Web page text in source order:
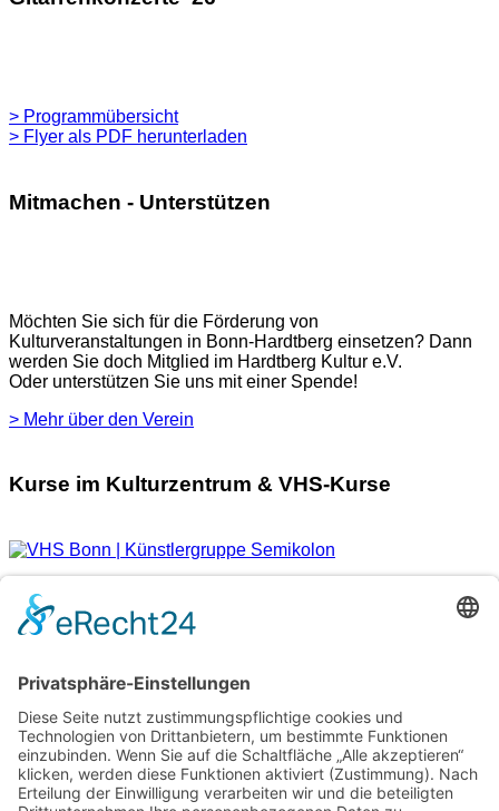
> Programmübersicht
> Flyer als PDF herunterladen
Mitmachen - Unterstützen
Möchten Sie sich für die Förderung von
Kulturveranstaltungen in Bonn-Hardtberg einsetzen? Dann
werden Sie doch Mitglied im Hardtberg Kultur e.V.
Oder unterstützen Sie uns mit einer Spende!
> Mehr über den Verein
Kurse im Kulturzentrum & VHS-Kurse
Verschiedene Künstlergruppen sowie die VHS Bonn nutzen
unsere Räumlichkeiten im Kulturzentrum für einige ihrer
> Hier finden Sie eine aktuelle Übersicht.
Newsletter